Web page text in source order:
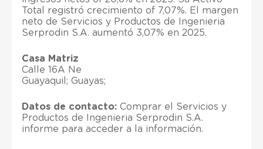
Total registró crecimiento of 7,07%. El margen
neto de Servicios y Productos de Ingenieria
Serprodin S.A. aumentó 3,07% en 2025.
Casa Matriz
Calle 16A Ne
Guayaquil; Guayas;
Datos de contacto: Comprar el Servicios y
Productos de Ingenieria Serprodin S.A.
informe para acceder a la información.